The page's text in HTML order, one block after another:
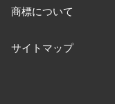
商標について
サイトマップ